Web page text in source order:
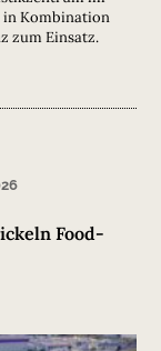
in Kombination
zum Einsatz.
Food-